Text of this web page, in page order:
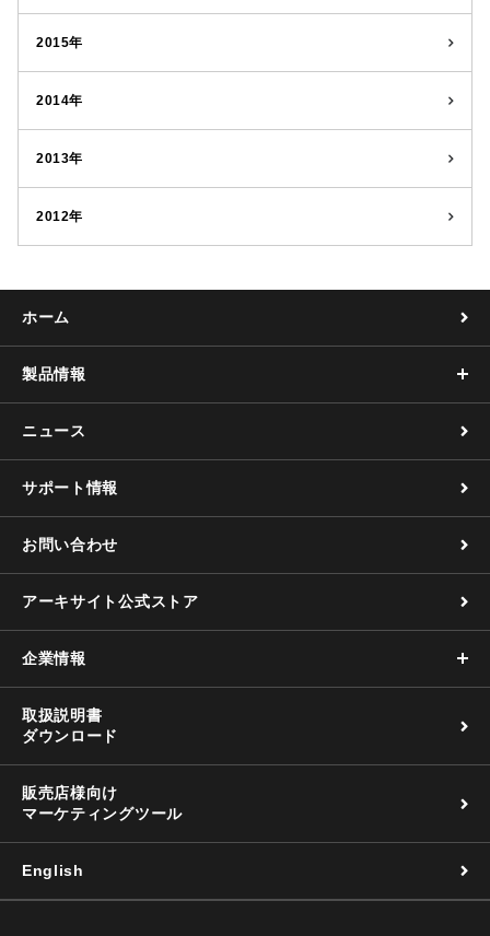
2015年
2014年
2013年
2012年
ホーム
製品情報
ニュース
サポート情報
お問い合わせ
アーキサイト公式ストア
企業情報
取扱説明書
ダウンロード
販売店様向け
マーケティングツール
English